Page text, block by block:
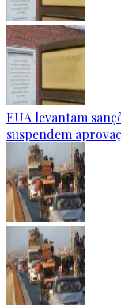
EUA levantam
suspendem